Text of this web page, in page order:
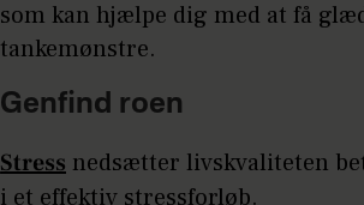
som kan hjælpe dig med at få
tankemønstre.
Genfind roen
Stress nedsætter livskvaliteten
i et effektiv stressforløb.